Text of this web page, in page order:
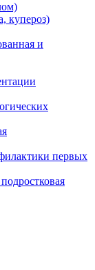
купероз)
и
первых